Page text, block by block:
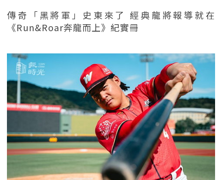
傳奇「黑將軍」史東來了 經典龍將報導就在
《Run&Roar奔龍而上》紀實冊